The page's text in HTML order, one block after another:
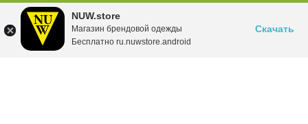
NUW.store
Магазин брендовой одежды
Бесплатно ru.nuwstore.android
Скачать